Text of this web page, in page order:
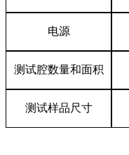
电源
测试腔数量和面积
测试样品尺寸